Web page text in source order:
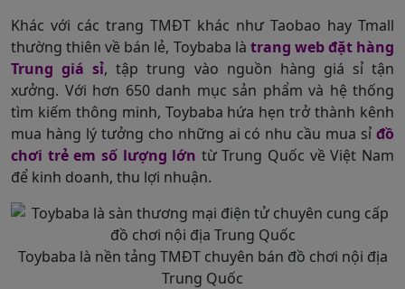
Khác với các trang TMĐT khác như Taobao hay Tmall
thường thiên về bán lẻ, Toybaba là trang web đặt hàng
Trung giá sỉ, tập trung vào nguồn hàng giá sỉ tận
xưởng. Với hơn 650 danh mục sản phẩm và hệ thống
tìm kiếm thông minh, Toybaba hứa hẹn trở thành kênh
mua hàng lý tưởng cho những ai có nhu cầu mua sỉ đồ
chơi trẻ em số lượng lớn từ Trung Quốc về Việt Nam
để kinh doanh, thu lợi nhuận.
Toybaba là nền tảng TMĐT chuyên bán đồ chơi nội địa
Trung Quốc